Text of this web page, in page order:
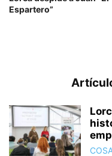
Espartero”